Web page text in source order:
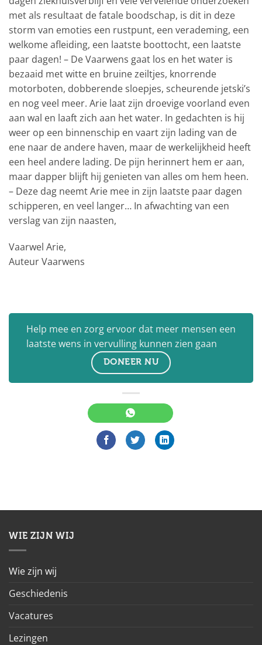
met als resultaat de fatale boodschap, is dit in deze
storm van emoties een rustpunt, een verademing, een
welkome afleiding, een laatste boottocht, een laatste
paar dagen! – De Vaarwens gaat los en het water is
bezaaid met witte en bruine zeiltjes, knorrende
motorboten, dobberende sloepjes, scheurende jetski’s
en nog veel meer. Arie laat zijn droevige voorland even
aan wal en laaft zich aan het water. In gedachten is hij
weer op een binnenschip en vaart zijn lading van de
ene naar de andere haven, maar de werkelijkheid heeft
een heel andere lading. De pijn herinnert hem er aan,
maar dapper blijft hij genieten van alles om hem heen.
– Deze dag neemt Arie mee in zijn laatste paar dagen
schipperen, en veel langer… In afwachting van een
verslag van zijn naasten,
Vaarwel Arie,
Auteur Vaarwens
Help mee en zorg ervoor dat meer mensen een
laatste wens in vervulling kunnen zien gaan
DONEER NU
WIE ZIJN WIJ
Wie zijn wij
Geschiedenis
Vacatures
Lezingen